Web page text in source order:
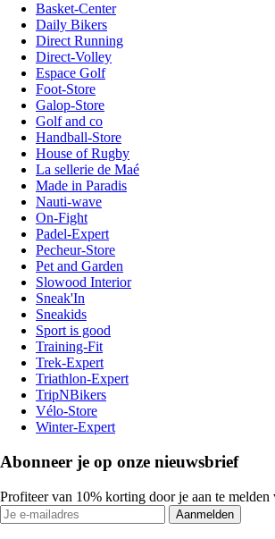
Basket-Center
Daily Bikers
Direct Running
Direct-Volley
Espace Golf
Foot-Store
Galop-Store
Golf and co
Handball-Store
House of Rugby
La sellerie de Maé
Made in Paradis
Nauti-wave
On-Fight
Padel-Expert
Pecheur-Store
Pet and Garden
Slowood Interior
Sneak'In
Sneakids
Sport is good
Training-Fit
Trek-Expert
Triathlon-Expert
TripNBikers
Vélo-Store
Winter-Expert
Abonneer je op onze nieuwsbrief
Profiteer van 10% korting door je aan te
Aanmelden